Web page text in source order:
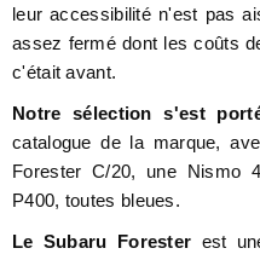
leur accessibilité n'est pas
assez fermé dont les coûts
c'était avant.
Notre sélection s'est
catalogue de la marque,
Forester C/20, une Nismo
P400, toutes bleues.
Le Subaru Forester est